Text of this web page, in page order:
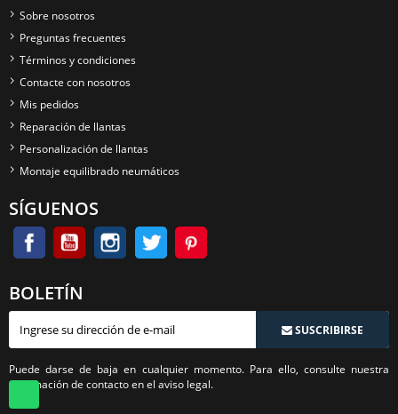
Sobre nosotros
Preguntas frecuentes
Términos y condiciones
Contacte con nosotros
Mis pedidos
Reparación de llantas
Personalización de llantas
Montaje equilibrado neumáticos
SÍGUENOS
BOLETÍN
SUSCRIBIRSE
Puede darse de baja en cualquier momento. Para ello, consulte nuestra
información de contacto en el aviso legal.